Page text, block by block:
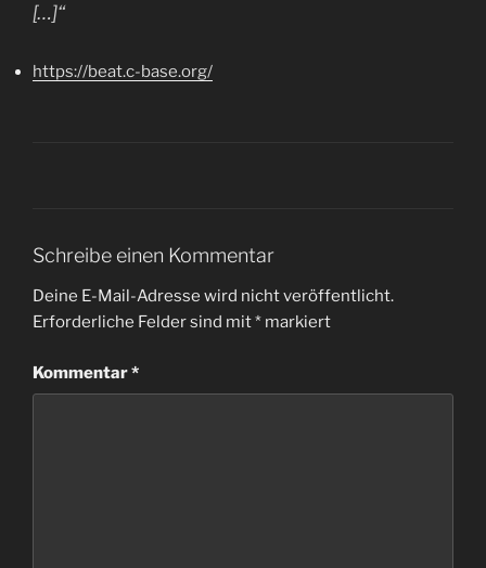
[…]“
https://beat.c-base.org/
Schreibe einen Kommentar
Deine E-Mail-Adresse wird nicht veröffentlicht.
Erforderliche Felder sind mit* markiert
Kommentar*